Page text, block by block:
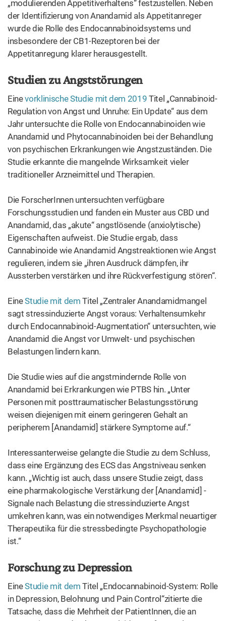
„modulierenden Appetitiverhaltens“ festzustellen. Neben
der Identifizierung von Anandamid als Appetitanreger
wurde die Rolle des Endocannabinoidsystems und
insbesondere der CB1-Rezeptoren bei der
Appetitanregung klarer herausgestellt.
Studien zu Angststörungen
Einevorklinische Studie mit dem 2019 Titel „Cannabinoid-
Regulation von Angst und Unruhe: Ein Update“ aus dem
Jahr untersuchte die Rolle von Endocannabinoiden wie
Anandamid und Phytocannabinoiden bei der Behandlung
von psychischen Erkrankungen wie Angstzuständen. Die
Studie erkannte die mangelnde Wirksamkeit vieler
traditioneller Arzneimittel und Therapien.
Die ForscherInnen untersuchten verfügbare
Forschungsstudien und fanden ein Muster aus CBD und
Anandamid, das „akute“ angstlösende (anxiolytische)
Eigenschaften aufweist. Die Studie ergab, dass
Cannabinoide wie Anandamid Angstreaktionen wie Angst
regulieren, indem sie „ihren Ausdruck dämpfen, ihr
Aussterben verstärken und ihre Rückverfestigung stören“.
EineStudie mit dem Titel „Zentraler Anandamidmangel
sagt stressinduzierte Angst voraus: Verhaltensumkehr
durch Endocannabinoid-Augmentation“ untersuchten, wie
Anandamid die Angst vor Umwelt- und psychischen
Belastungen lindern kann.
Die Studie wies auf die angstmindernde Rolle von
Anandamid bei Erkrankungen wie PTBS hin. „Unter
Personen mit posttraumatischer Belastungsstörung
weisen diejenigen mit einem geringeren Gehalt an
peripherem [Anandamid] stärkere Symptome auf.“
Interessanterweise gelangte die Studie zu dem Schluss,
dass eine Ergänzung des ECS das Angstniveau senken
kann. „Wichtig ist auch, dass unsere Studie zeigt, dass
eine pharmakologische Verstärkung der [Anandamid] -
Signale nach Belastung die stressinduzierte Angst
umkehren kann, was ein notwendiges Merkmal neuartiger
Therapeutika für die stressbedingte Psychopathologie
ist.“
Forschung zu Depression
EineStudie mit dem Titel „Endocannabinoid-System: Rolle
in Depression, Belohnung und Pain Control“zitierte die
Tatsache, dass die Mehrheit der PatientInnen, die an